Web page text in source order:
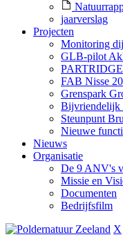
jaarverslag
Projecten
Monitoring
GLB-pilot
FAB Nisse
Grenspark
Bijvriendelijk
Steunpunt
Nieuwe
Nieuws
Organisatie
De 9 ANV's
Missie en
Documenten
Bedrijfsfilm
X